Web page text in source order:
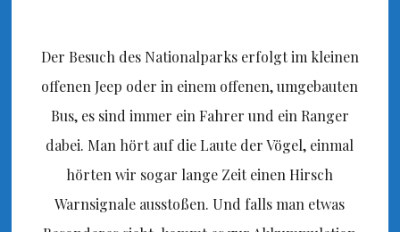
Der Besuch des Nationalparks erfolgt im kleinen
offenen Jeep oder in einem offenen, umgebauten
Bus, es sind immer ein Fahrer und ein Ranger
dabei. Man hört auf die Laute der Vögel, einmal
hörten wir sogar lange Zeit einen Hirsch
Warnsignale ausstoßen. Und falls man etwas